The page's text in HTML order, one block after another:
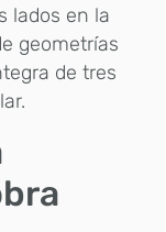
lados en la
geometrías
de tres